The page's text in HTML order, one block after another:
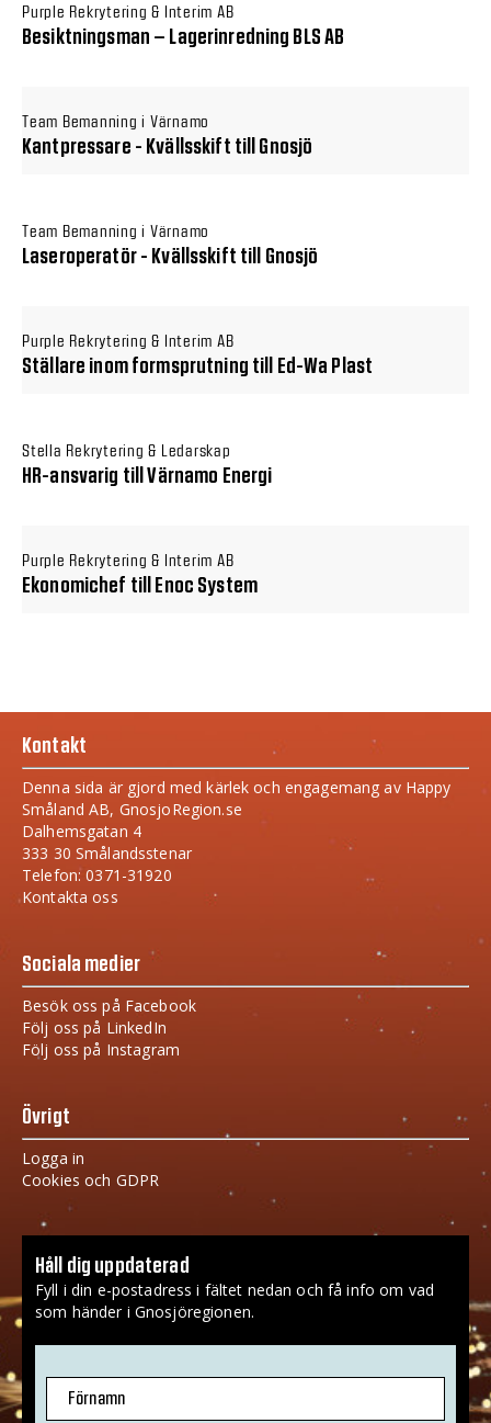
Purple Rekrytering & Interim AB
Besiktningsman – Lagerinredning BLS AB
Team Bemanning i Värnamo
Kantpressare - Kvällsskift till Gnosjö
Team Bemanning i Värnamo
Laseroperatör - Kvällsskift till Gnosjö
Purple Rekrytering & Interim AB
Ställare inom formsprutning till Ed-Wa Plast
Stella Rekrytering & Ledarskap
HR-ansvarig till Värnamo Energi
Purple Rekrytering & Interim AB
Ekonomichef till Enoc System
Kontakt
Denna sida är gjord med kärlek och engagemang av Happy
Småland AB, GnosjoRegion.se
Dalhemsgatan 4
333 30 Smålandsstenar
Telefon: 0371-31920
Kontakta oss
Sociala medier
Besök oss på Facebook
Följ oss på LinkedIn
Följ oss på Instagram
Övrigt
Logga in
Cookies och GDPR
Håll dig uppdaterad
Fyll i din e-postadress i fältet nedan och få info om vad
som händer i Gnosjöregionen.
Förnamn